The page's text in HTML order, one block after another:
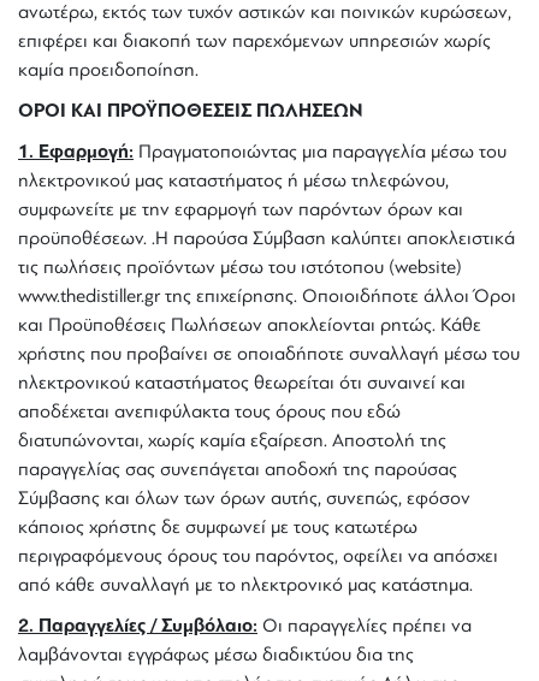
ανωτέρω, εκτός των τυχόν αστικών και ποινικών κυρώσεων,
επιφέρει και διακοπή των παρεχόμενων υπηρεσιών χωρίς
καμία προειδοποίηση.
ΟΡΟΙ ΚΑΙ ΠΡΟΫΠΟΘΕΣΕΙΣ ΠΩΛΗΣΕΩΝ
1. Εφαρμογή: Πραγματοποιώντας μια παραγγελία μέσω του
ηλεκτρονικού μας καταστήματος ή μέσω τηλεφώνου,
συμφωνείτε με την εφαρμογή των παρόντων όρων και
προϋποθέσεων. .Η παρούσα Σύμβαση καλύπτει αποκλειστικά
τις πωλήσεις προϊόντων μέσω του ιστότοπου (website)
www.thedistiller.gr της επιχείρησης. Οποιοιδήποτε άλλοι Όροι
και Προϋποθέσεις Πωλήσεων αποκλείονται ρητώς. Κάθε
χρήστης που προβαίνει σε οποιαδήποτε συναλλαγή μέσω του
ηλεκτρονικού καταστήματος θεωρείται ότι συναινεί και
αποδέχεται ανεπιφύλακτα τους όρους που εδώ
διατυπώνονται, χωρίς καμία εξαίρεση. Αποστολή της
παραγγελίας σας συνεπάγεται αποδοχή της παρούσας
Σύμβασης και όλων των όρων αυτής, συνεπώς, εφόσον
κάποιος χρήστης δε συμφωνεί με τους κατωτέρω
περιγραφόμενους όρους του παρόντος, οφείλει να απόσχει
από κάθε συναλλαγή με το ηλεκτρονικό μας κατάστημα.
2. Παραγγελίες / Συμβόλαιο: Οι παραγγελίες πρέπει να
λαμβάνονται εγγράφως μέσω διαδικτύου δια της